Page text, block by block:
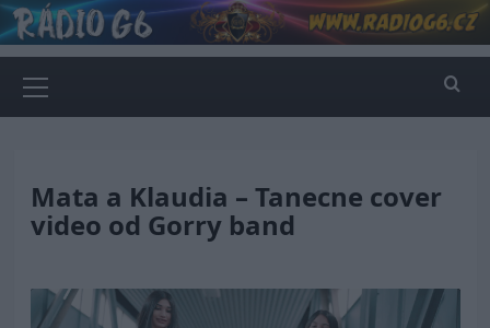
Skip
to
content
Menu
Mata a Klaudia – Tanecne cover
video od Gorry band